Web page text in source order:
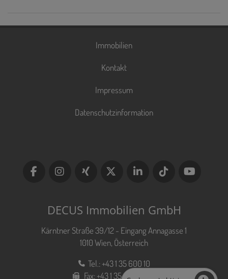
Immobilien
Kontakt
Impressum
Datenschutzinformation
DECUS Immobilien GmbH
Kärntner Straße 39/12 - Eingang Annagasse 1
1010 Wien, Österreich
Tel.:+43 1 35 600 10
Fax:+43 1 35 600 10 80